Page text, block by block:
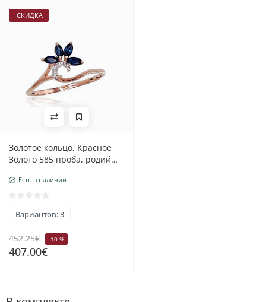
СКИДКА
Золотое кольцо, Красное
Золото 585 проба, родий
Сапфир
Есть в наличии
Вариантов: 3
452.25€ -10 %
407.00€